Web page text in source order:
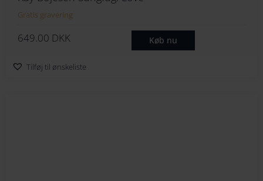
Gratis gravering
649.00 DKK Køb nu
Tilføj til ønskeliste